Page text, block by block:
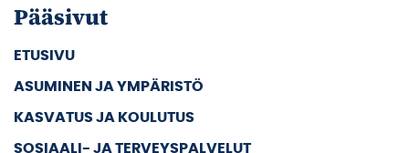
Pääsivut
ETUSIVU
ASUMINEN JA YMPÄRISTÖ
KASVATUS JA KOULUTUS
SOSIAALI- JA TERVEYSPALVELUT